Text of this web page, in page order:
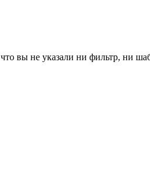
вы не указали ни фильтр, ни